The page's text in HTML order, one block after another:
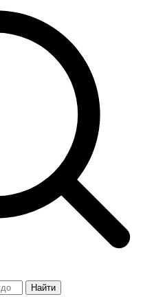
Найти